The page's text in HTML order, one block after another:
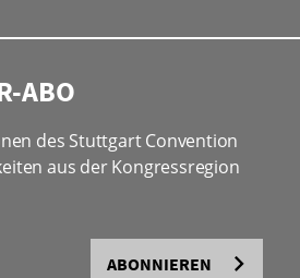
ABO
des Stuttgart Convention
aus der Kongressregion
ABONNIEREN